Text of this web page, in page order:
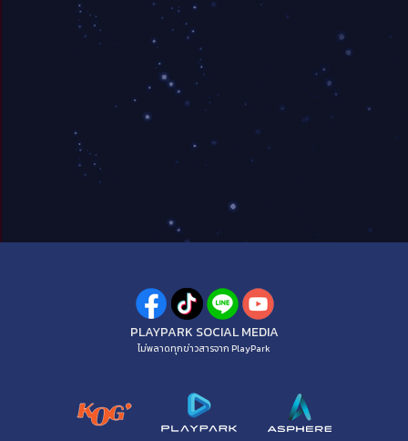
PLAYPARK SOCIAL MEDIA
ไม่พลาดทุกข่าวสารจาก PlayPark